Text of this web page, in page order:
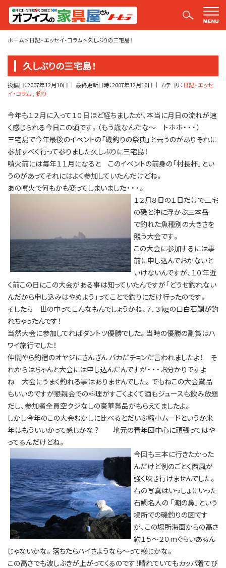
平山社長のブログ【釣りばかり日誌】
ホーム>日記・エッセイ・コラム>久しぶりの三宅島！
久しぶりの三宅島！
投稿日：2007年12月10日 ｜ 最終更新日時：2007年12月10日 ｜ カテゴリ：日記・エッセ
イ・コラム
釣り
今年も１２月に入って１０日ほど経ちましたが、本当に月日の流れが速
く感じられる今日この頃です。（もう歳なんだな～ トホホ・・・）
三宅島で今年最後のイベントの「磯釣りの祭典」と云うのがありそれに
参加すべく行って参りました久しぶりに三宅島！
噴火前には毎年１１月になると このイベントの前身の「村長杯」とい
うのがあってそれにはよく参加していたんだけどね。
あの噴火で何もかも変ってしまいました・・・。
１２月８日の１日だけで三宅
の磯と沖に浮かぶ三本岳
で釣れた魚種別の大きさを
競う大会です。
この大会に参加するには事
前に申し込んでおかないと
いけないんですが、１０年近
く前この日にこの大会がある事は知っていたんですが「どうせ釣れない
んだから申し込みはやめよう」ってことで釣りにだけ行ったのです。
そしたら 世の中ってこんなもんでしょうかね、７．３kgの口白石鯛が釣
れちゃったんです！
当然大会に参加してればダントツ優勝でした。当時の優勝の副賞はハ
ワイ旅行でした！
仲間やら釣宿のオヤジにさんざん バカだチョンだ言われましたよ！ そ
れからはちゃんと大会には申し込んだんですが・・・お分かりですよ
ね 大会にうまく釣れる事はありませんでした。でもねこの大会賞品
もいいのですが懇親会での料理がすごくよくて酒もジュースも飲み放題
だし、参加者全員空クジなしの豪華賞品がもらえてましたよ。
しかし今年のこの大会むかしに比べるとだいぶ縮小ムードというか来
年はもういいかって感じかな？ 地元の青年団中心に頑張ってはや
ってるんだけどね。
今回も三本に行きたかった
んだけど例のごとく西風が
強く吹き行けませんでした。
右の写真はいっしょにいった
石鯛名人の 「潮の鼻」という
場所での磯釣りの図です
が、この場所海面からの高さ
約１５～２０mぐらいあるん
じゃないかな。落ちたらハイさようなら～って感じかな。
この高さでも波しぶきが上がってくるのです！晴れていてもカッパ着てび